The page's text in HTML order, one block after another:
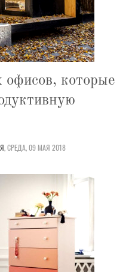
которые
,СРЕДА, 09 МАЯ 2018